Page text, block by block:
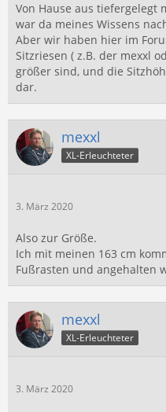
Von Hause aus tiefergelegt
war da meines Wissens
Aber wir haben hier im
Sitzriesen ( z.B. der mexxl
größer sind, und die
dar.
mexxl
XL-Erleuchteter
3. März 2020
Also zur Größe.
Ich mit meinen 163 cm
Fußrasten und angehalten
mexxl
XL-Erleuchteter
3. März 2020